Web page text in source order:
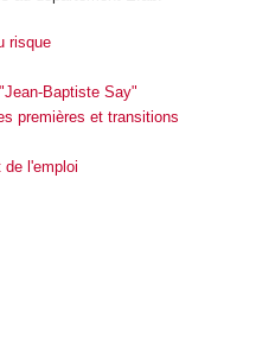
risque
Baptiste Say"
premières et transitions
de l'emploi